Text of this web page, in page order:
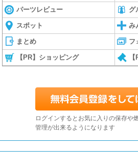
パーツレビュー グ
スポット み
まとめ フ
【PR】ショッピング
ログインするとお気に入りの保存や
管理が出来るようになります